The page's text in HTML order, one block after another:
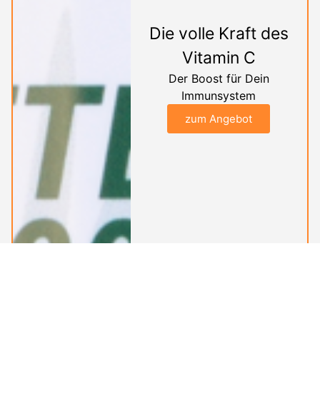
Die volle Kraft des
Vitamin C
Der Boost für Dein
Immunsystem
zum Angebot